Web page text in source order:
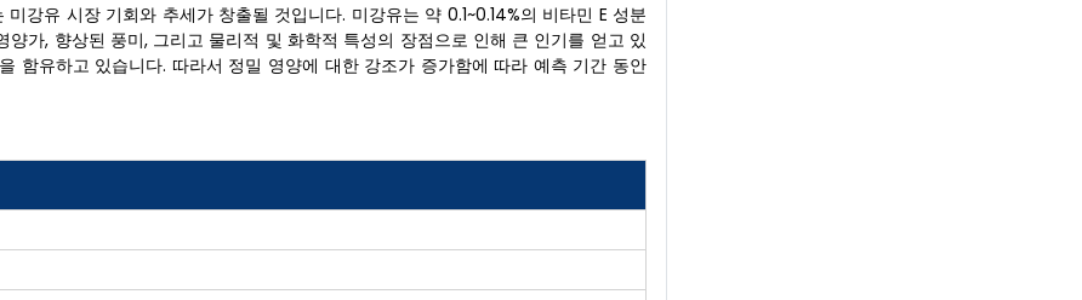
강유 시장 기회와 추세가 창출될 것입니다. 미강유는 약 0.1~0.14%의 비타민 E 성분
가, 향상된 풍미, 그리고 물리적 및 화학적 특성의 장점으로 인해 큰 인기를 얻고 있
함유하고 있습니다. 따라서 정밀 영양에 대한 강조가 증가함에 따라 예측 기간 동안